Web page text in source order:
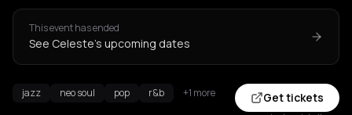
This event has ended
See Celeste's upcoming dates
jazz neo soul pop r&b +1 more Get tickets